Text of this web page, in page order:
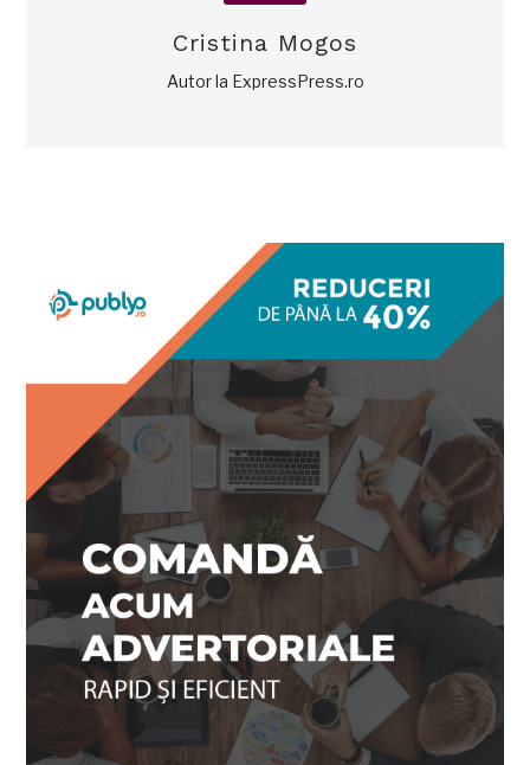
Cristina Mogos
Autor la ExpressPress.ro